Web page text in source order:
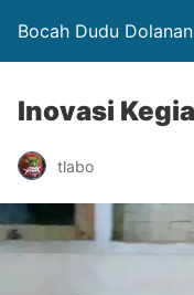
Bocah Dudu Dolanan
Inovasi
tlabo